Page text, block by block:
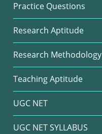
Practice Questions
Research Aptitude
Research Methodology
Teaching Aptitude
UGC NET
UGC NET SYLLABUS